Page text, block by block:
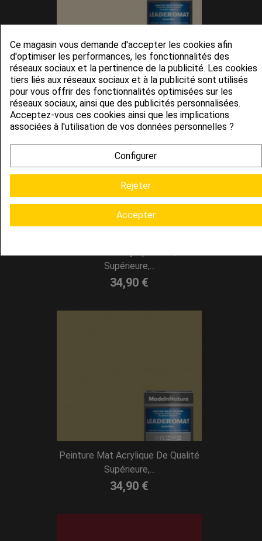
Peinture Mat Acrylique De Qualité
Supérieure,...
34,90 €
Supérieure,...
34,90 €
Peinture Mat Acrylique De Qualité
Supérieure,...
34,90 €
Ce magasin vous demande d'accepter les cookies afin
d'optimiser les performances, les fonctionnalités des
réseaux sociaux et la pertinence de la publicité. Les cookies
tiers liés aux réseaux sociaux et à la publicité sont utilisés
pour vous offrir des fonctionnalités optimisées sur les
réseaux sociaux, ainsi que des publicités personnalisées.
Acceptez-vous ces cookies ainsi que les implications
associées à l'utilisation de vos données personnelles ?
Configurer
Rejeter
Accepter